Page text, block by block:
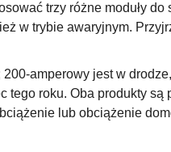
trzy różne moduły
w trybie awaryjnym.
amperowy jest w
tego roku. Oba produkty są
lub obciążenie